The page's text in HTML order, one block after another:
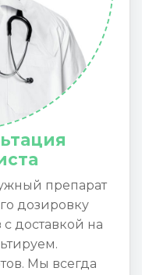
препарат
дозировку
доставкой на
Мы всегда